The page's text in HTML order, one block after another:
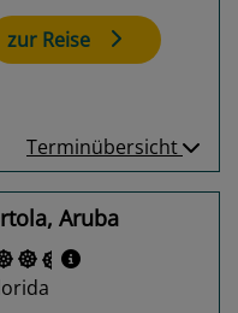
zur Reise
Terminübersicht
Aruba